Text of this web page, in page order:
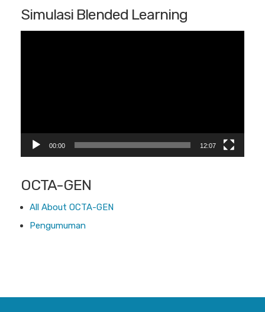
Simulasi Blended Learning
00:00 12:07
OCTA-GEN
All About OCTA-GEN
Pengumuman